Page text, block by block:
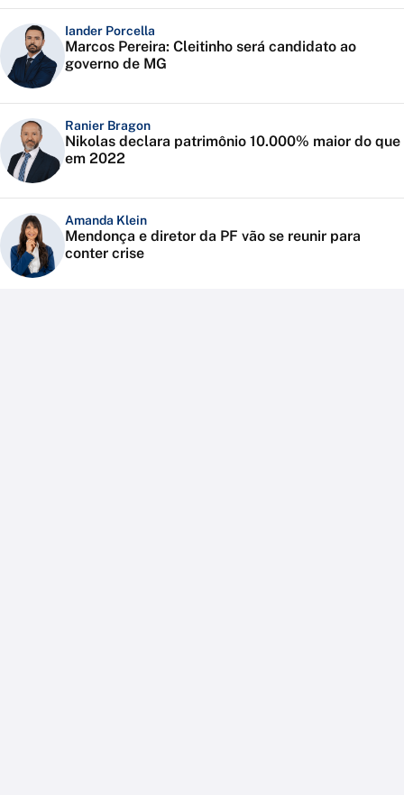
Iander Porcella
Marcos Pereira: Cleitinho será candidato ao
governo de MG
Ranier Bragon
Nikolas declara patrimônio 10.000% maior do que
em 2022
Amanda Klein
Mendonça e diretor da PF vão se reunir para
conter crise